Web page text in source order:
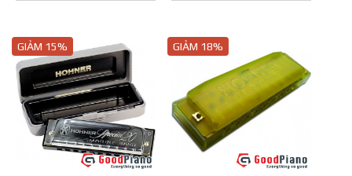
GIẢM 15% GIẢM 18%